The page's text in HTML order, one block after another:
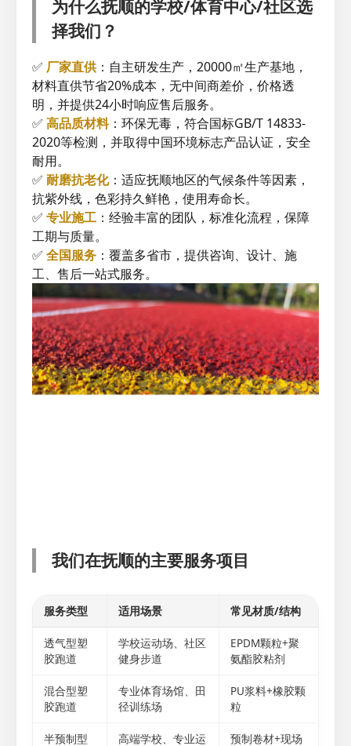
为什么抚顺的学校/体育中心/社区选
择我们？
✅ 厂家直供：自主研发生产，20000㎡生产基地，
材料直供节省20%成本，无中间商差价，价格透
明，并提供24小时响应售后服务。
✅ 高品质材料：环保无毒，符合国标GB/T 14833-
2020等检测，并取得中国环境标志产品认证，安全
耐用。
✅ 耐磨抗老化：适应抚顺地区的气候条件等因素，
抗紫外线，色彩持久鲜艳，使用寿命长。
✅ 专业施工 ：经验丰富的团队，标准化流程，保障
工期与质量。
✅ 全国服务 ：覆盖多省市，提供咨询、设计、施
工、售后一站式服务。
我们在抚顺的主要服务项目
服务类型 适用场景 常见材质/结构
透气型塑
胶跑道
学校运动场、社区
健身步道
EPDM颗粒+聚
氨酯胶粘剂
混合型塑
胶跑道
专业体育场馆、田
径训练场
PU浆料+橡胶颗
粒
半预制型
高端学校、专业运
预制卷材+现场